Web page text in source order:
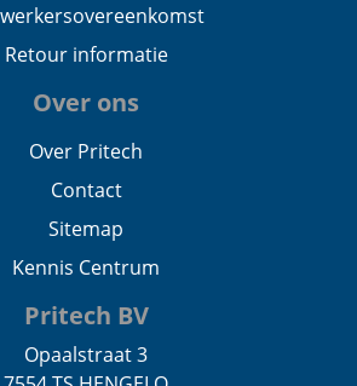
Retour informatie
Over ons
Over Pritech
Contact
Sitemap
Kennis Centrum
Pritech BV
Opaalstraat 3